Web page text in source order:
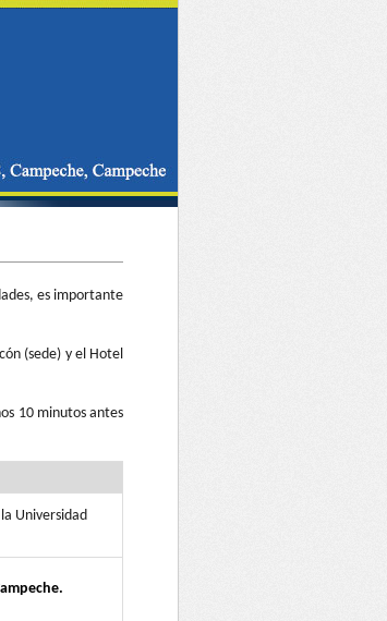
es importante
(sede) y el Hotel
10 minutos antes
Universidad